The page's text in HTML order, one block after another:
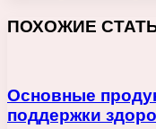
ПОХОЖИЕ
Основные
поддержки